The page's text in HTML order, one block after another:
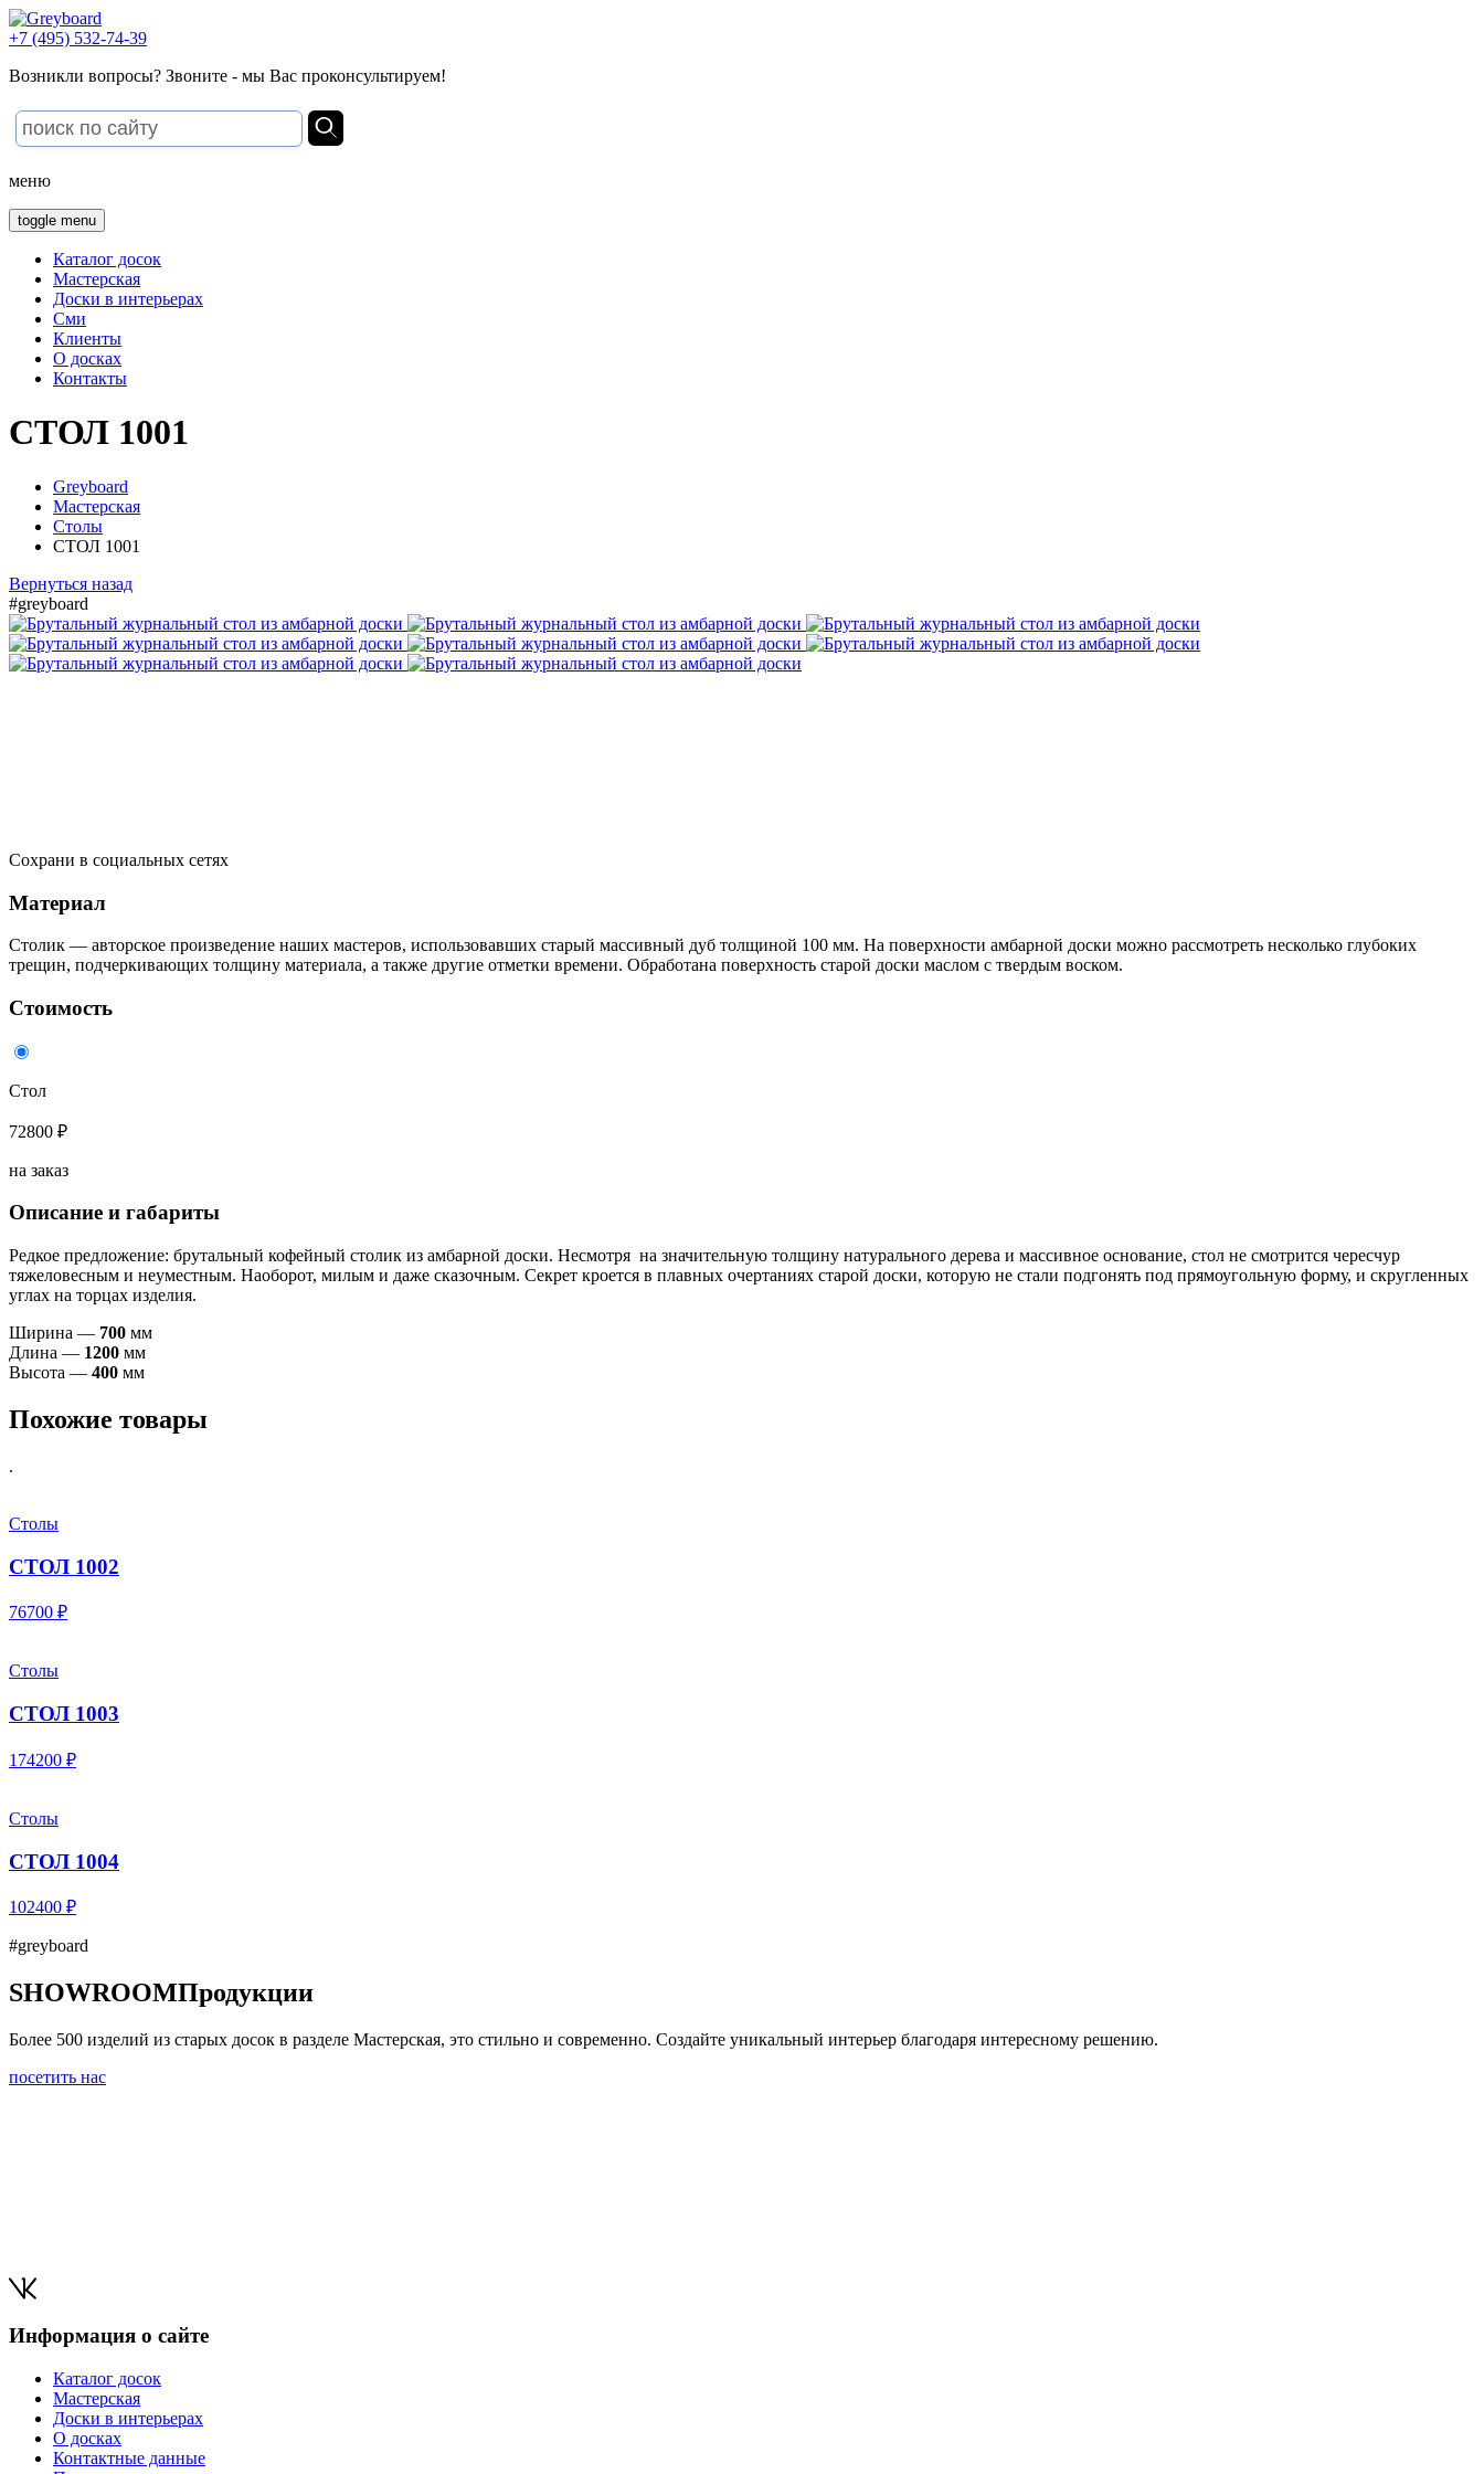
+7 (495) 532-74-39
Возникли вопросы? Звоните - мы Вас проконсультируем!
меню
toggle menu
Каталог досок
Мастерская
Доски в интерьерах
Сми
Клиенты
О досках
Контакты
СТОЛ 1001
Greyboard
Мастерская
Столы
СТОЛ 1001
Вернуться назад
#greyboard
Сохрани в социальных сетях
Материал
Столик — авторское произведение наших мастеров, использовавших старый массивный дуб толщиной 100 мм. На поверхности амбарной доски можно рассмотреть несколько глубоких
трещин, подчеркивающих толщину материала, а также другие отметки времени. Обработана поверхность старой доски маслом с твердым воском.
Стоимость
Стол
72800 ₽
на заказ
Описание и габариты
Редкое предложение: брутальный кофейный столик из амбарной доски. Несмотря на значительную толщину натурального дерева и массивное основание, стол не смотрится чересчур
тяжеловесным и неуместным. Наоборот, милым и даже сказочным. Секрет кроется в плавных очертаниях старой доски, которую не стали подгонять под прямоугольную форму, и скругленных
углах на торцах изделия.
Ширина — 700 мм
Длина — 1200 мм
Высота — 400 мм
Похожие товары
.
Столы
СТОЛ 1002
76700 ₽
Столы
СТОЛ 1003
174200 ₽
Столы
СТОЛ 1004
102400 ₽
#greyboard
SHOWROOMПродукции
Более 500 изделий из старых досок в разделе Мастерская, это стильно и современно. Создайте уникальный интерьер благодаря интересному решению.
посетить нас
Информация о сайте
Каталог досок
Мастерская
Доски в интерьерах
О досках
Контактные данные